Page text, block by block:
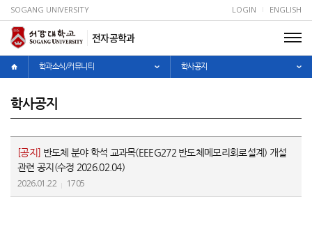
SOGANG UNIVERSITY LOGIN ENGLISH
전자공학과
학과소식/커뮤니티 학사공지
학사공지
[공지] 반도체 분야 학석 교과목(EEEG272 반도체메모리회로설계) 개설
관련 공지(수정 2026.02.04)
2026.01.22 1705